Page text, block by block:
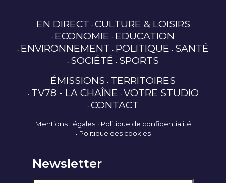
EN DIRECT CULTURE & LOISIRS
ECONOMIE EDUCATION
ENVIRONNEMENT POLITIQUE SANTÉ
SOCIÉTÉ SPORTS
ÉMISSIONS TERRITOIRES
TV78 - LA CHAÎNE VOTRE STUDIO
CONTACT
Mentions Légales
Politique de confidentialité
Politique des cookies
Newsletter